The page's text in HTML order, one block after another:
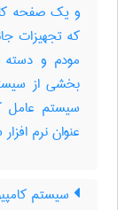
و یک صفحه
که تجهیزات
مودم و دسته
بخشی از
سیستم عامل
عنوان نرم
سیستم